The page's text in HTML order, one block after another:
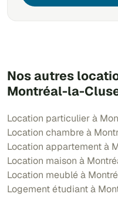
Nos autres
Montréal-la-
Location particulier à
Location chambre à
Location appartement à
Location maison à
Location meublé à
Logement étudiant à